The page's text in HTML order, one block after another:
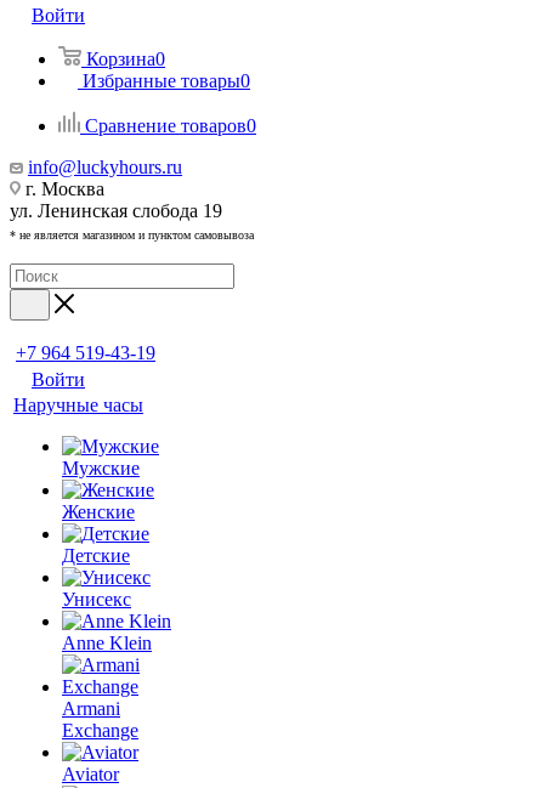
Войти
Корзина0
Избранные товары0
Сравнение товаров0
info@luckyhours.ru
г. Москва
ул. Ленинская слобода 19
* не является магазином и пунктом самовывоза
+7 964 519-43-19
Войти
Наручные часы
Мужские
Женские
Детские
Унисекс
Anne Klein
Armani
Exchange
Aviator